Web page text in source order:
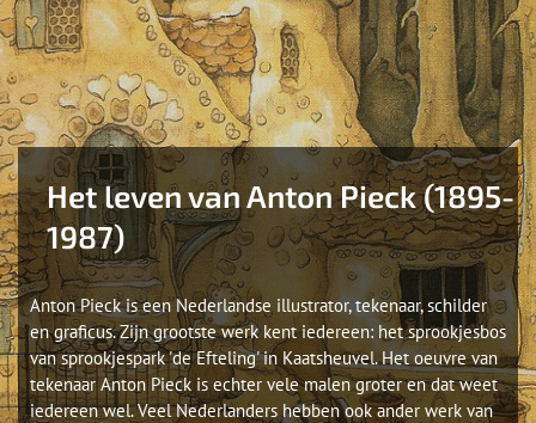
Het leven van Anton Pieck (1895-
1987)
Anton Pieck is een Nederlandse illustrator, tekenaar, schilder
en graficus. Zijn grootste werk kent iedereen: het sprookjesbos
van sprookjespark 'de Efteling' in Kaatsheuvel. Het oeuvre van
tekenaar Anton Pieck is echter vele malen groter en dat weet
iedereen wel. Veel Nederlanders hebben ook ander werk van